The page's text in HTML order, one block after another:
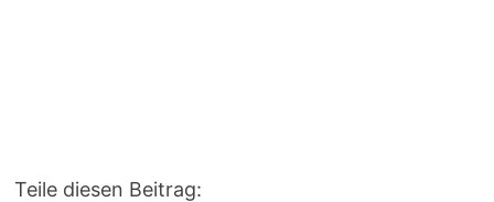
Teile diesen Beitrag: